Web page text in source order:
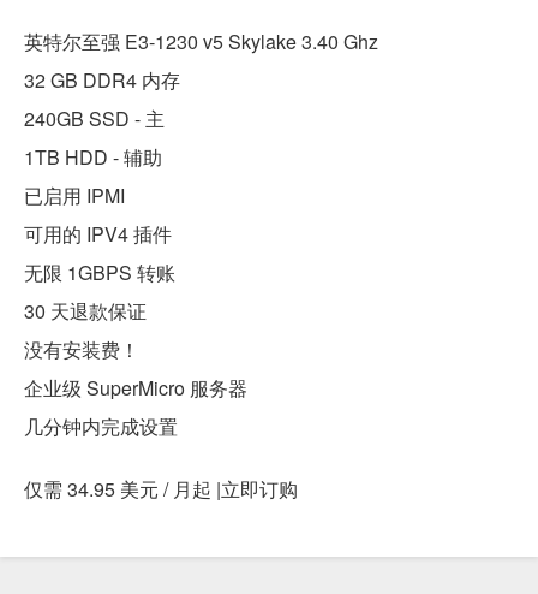
英特尔至强 E3-1230 v5 Skylake 3.40 Ghz
32 GB DDR4 内存
240GB SSD - 主
1TB HDD - 辅助
已启用 IPMI
可用的 IPV4 插件
无限 1GBPS 转账
30 天退款保证
没有安装费！
企业级 SuperMicro 服务器
几分钟内完成设置
仅需 34.95 美元 / 月起 |立即订购